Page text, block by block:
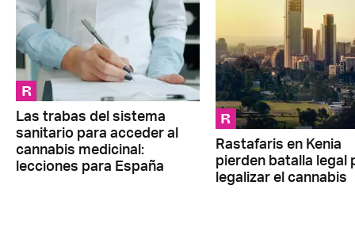
R
Las trabas del sistema
sanitario para acceder al
cannabis medicinal:
lecciones para España
R
Rastafaris en Kenia
pierden batalla legal
legalizar el cannabis